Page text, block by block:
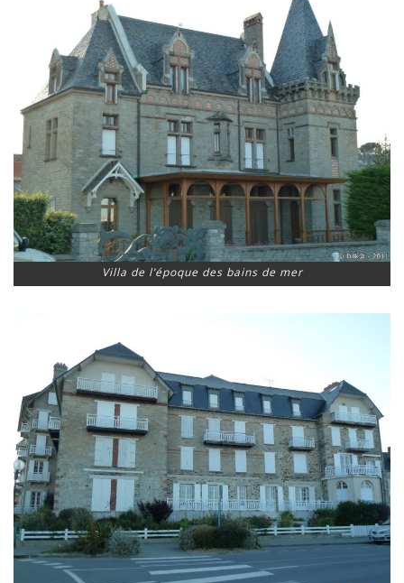
Villa de l’époque des bains de mer